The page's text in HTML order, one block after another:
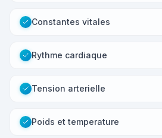
Constantes vitales
Rythme cardiaque
Tension arterielle
Poids et temperature